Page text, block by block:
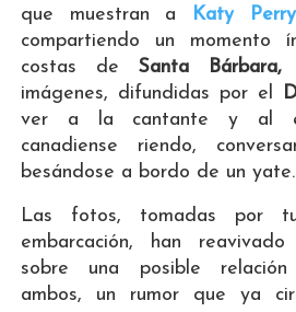
que muestran a
Katy Perry
compartiendo un
costas de Santa Bárbara,
imágenes, difundidas por el
ver a la cantante y al
canadiense riendo,
besándose a bordo de un yate.
Las fotos, tomadas por
embarcación, han reavivado
sobre una posible
ambos, un rumor que ya